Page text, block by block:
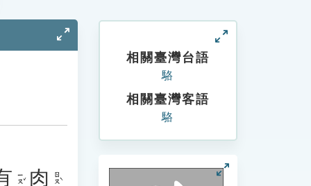
ㄧㄡˇ 肉 ㄖㄡˋ
相關臺灣台語
駱
相關臺灣客語
駱